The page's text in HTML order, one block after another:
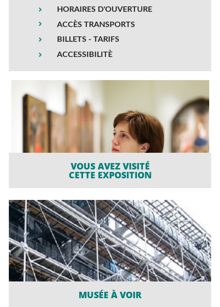
HORAIRES D'OUVERTURE
ACCÈS TRANSPORTS
BILLETS - TARIFS
ACCESSIBILITÈ
VOUS AVEZ VISITÉ
CETTE EXPOSITION
MUSÉE À VOIR